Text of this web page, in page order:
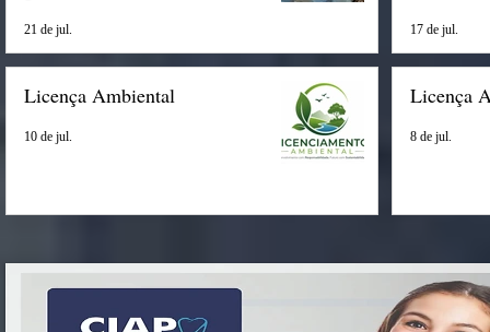
21 de jul. 17 de jul.
Licença Ambiental
10 de jul.
Licença
8 de jul.